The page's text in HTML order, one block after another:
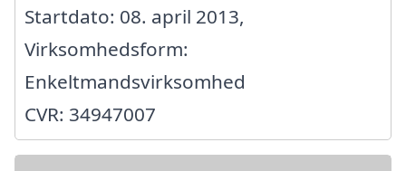
Startdato: 08. april 2013,
Virksomhedsform:
Enkeltmandsvirksomhed
CVR: 34947007